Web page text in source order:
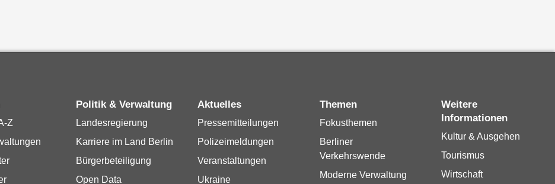
Z
Politik & Verwaltung
Landesregierung
Karriere im Land Berlin
Bürgerbeteiligung
Open Data
Aktuelles
Pressemitteilungen
Polizeimeldungen
Veranstaltungen
Ukraine
Themen
Fokusthemen
Berliner
Verkehrswende
Moderne Verwaltung
Weitere
Informationen
Kultur & Ausgehen
Tourismus
Wirtschaft